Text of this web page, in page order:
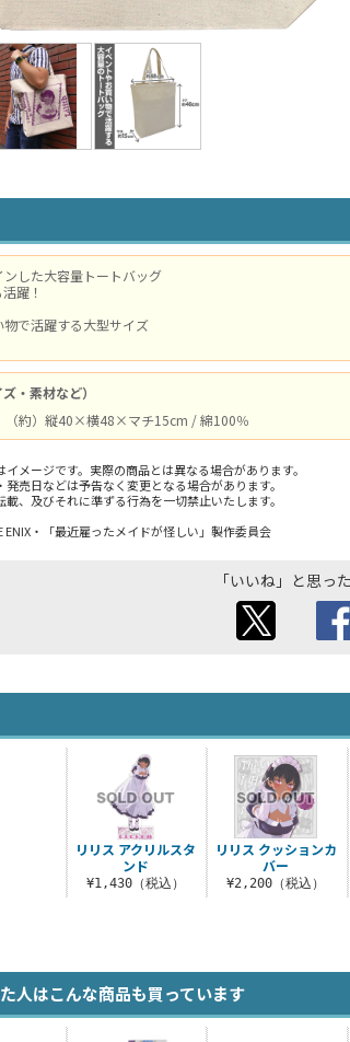
ンした大容量トートバッグ
躍！
物で活躍する大型サイズ
・素材など）
（約）縦40×横48×マチ15cm / 綿100％
メージです。実際の商品とは異なる場合があります。
売日などは予告なく変更となる場合があります。
、及びそれに準ずる行為を一切禁止いたします。
ENIX・「最近雇ったメイドが怪しい」製作委員会
「いいね」と思っ
リリス クッションカ
バー
¥2,200（税込）
リリス アクリルスタ
ンド
¥1,430（税込）
人はこんな商品も買っています